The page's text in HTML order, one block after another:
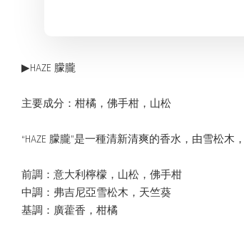
▶HAZE 朦朧
主要成分：柑橘，佛手柑，山松
“HAZE 朦朧”是一種清新清爽的香水，由雪松
前調：意大利檸檬，山松，佛手柑
中調：弗吉尼亞雪松木，天竺葵
基調：廣藿香，柑橘